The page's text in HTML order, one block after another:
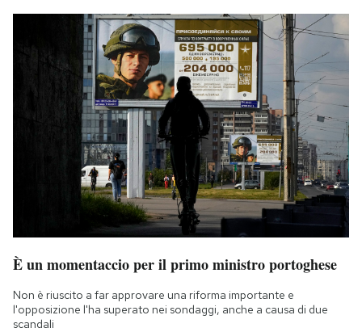
È un momentaccio per il primo ministro portoghese
Non è riuscito a far approvare una riforma importante e
l'opposizione l'ha superato nei sondaggi, anche a causa di due
scandali